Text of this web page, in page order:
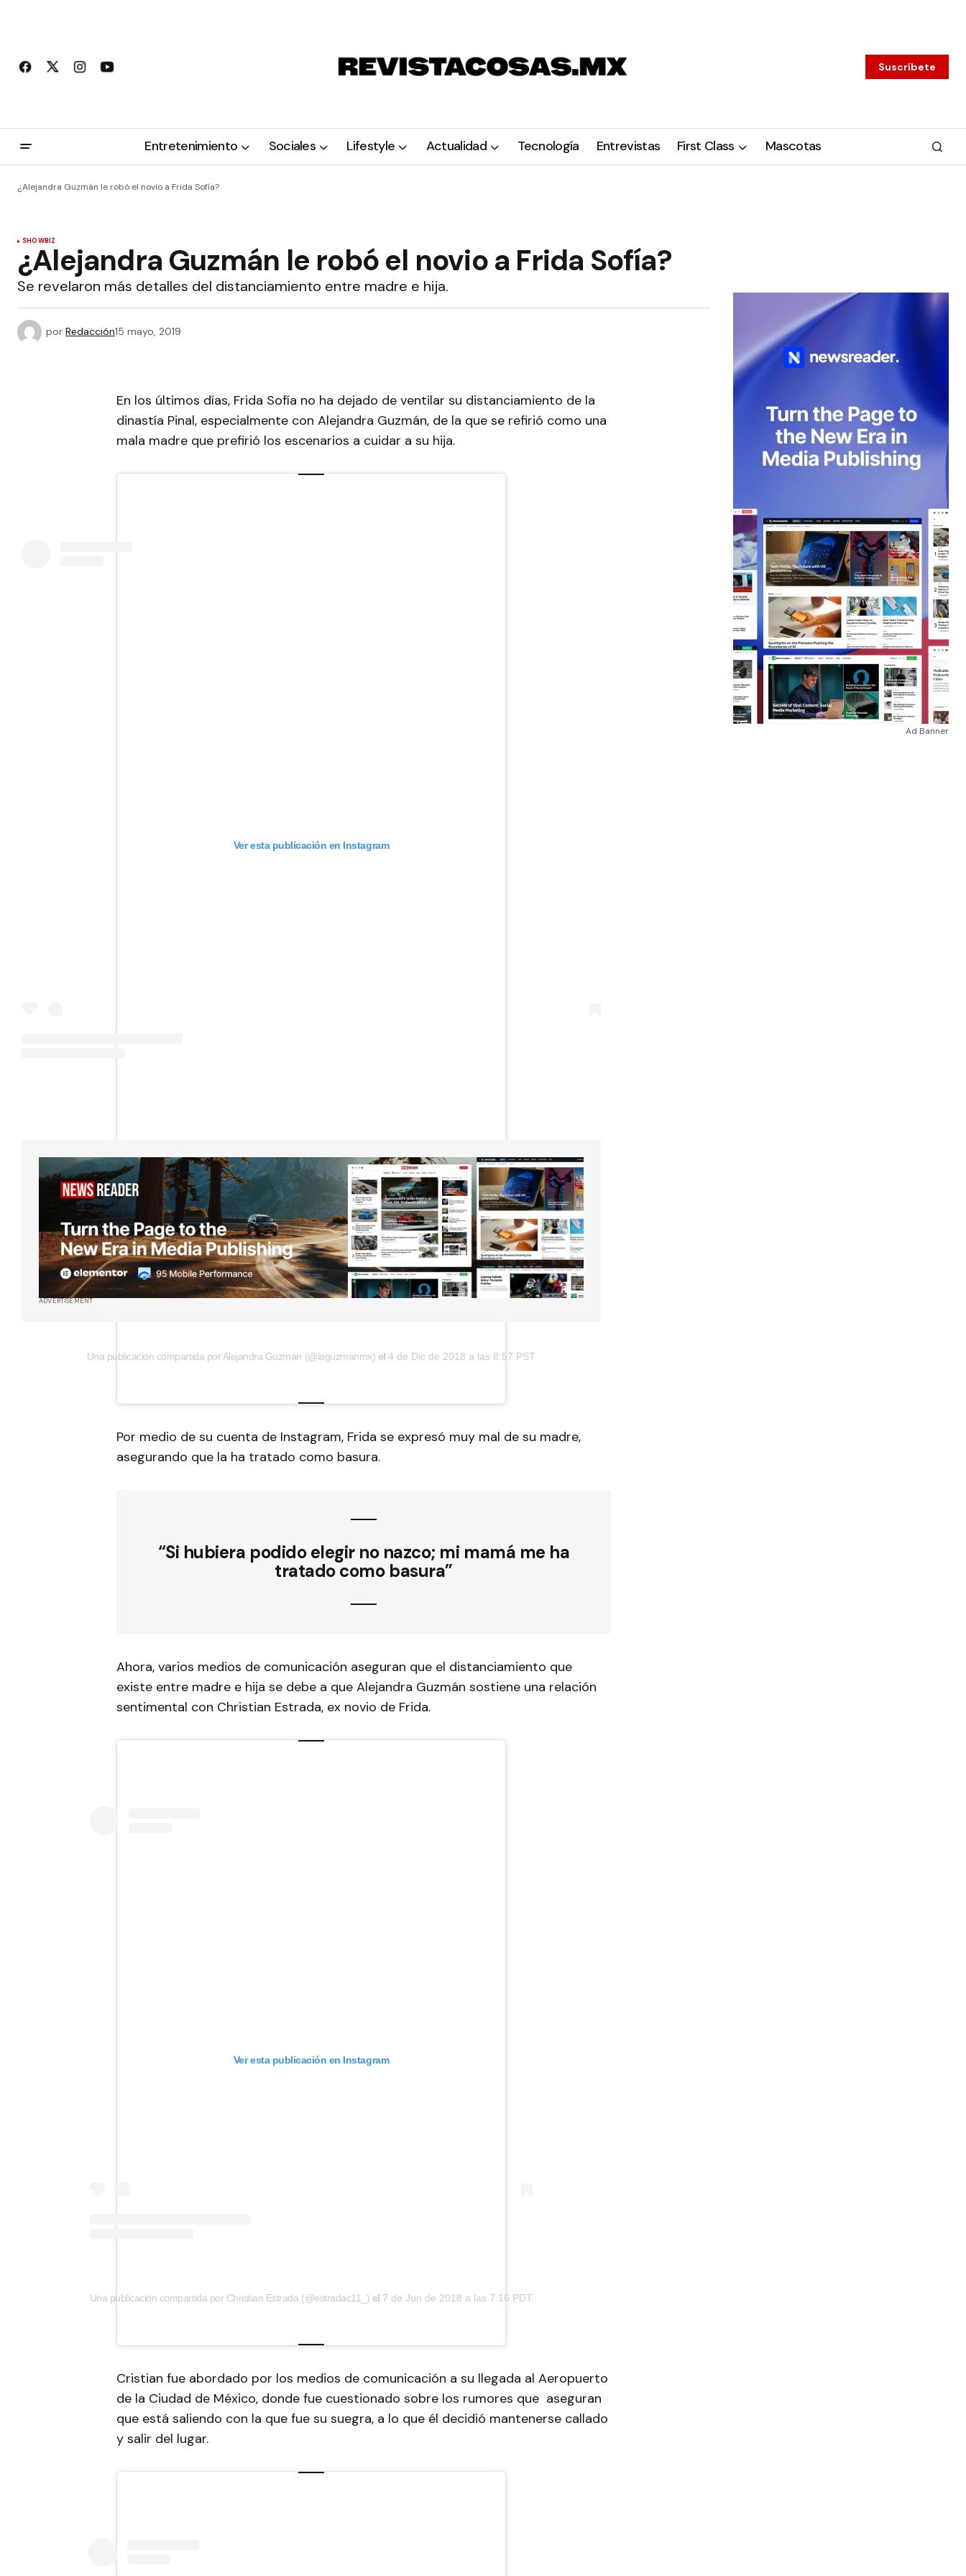
Suscríbete
Entretenimiento Sociales Lifestyle Actualidad Tecnología Entrevistas First Class Mascotas
¿Alejandra Guzmán le robó el novio a Frida Sofía?
SHOWBIZ
¿Alejandra Guzmán le robó el novio a Frida Sofía?
Se revelaron más detalles del distanciamiento entre madre e hija.
por Redacción15 mayo, 2019
En los últimos días, Frida Sofía no ha dejado de ventilar su distanciamiento de la
dinastía Pinal, especialmente con Alejandra Guzmán, de la que se refirió como una
mala madre que prefirió los escenarios a cuidar a su hija.
Ver esta publicación en Instagram
ADVERTISEMENT
Una publicación compartida por Alejandra Guzmán (@laguzmanmx) el4 de Dic de 2018 a las 8:57 PST
Por medio de su cuenta de Instagram, Frida se expresó muy mal de su madre,
asegurando que la ha tratado como basura.
“Si hubiera podido elegir no nazco; mi mamá me ha
tratado como basura”
Ahora, varios medios de comunicación aseguran que el distanciamiento que
existe entre madre e hija se debe a que Alejandra Guzmán sostiene una relación
sentimental con Christian Estrada, ex novio de Frida.
Ver esta publicación en Instagram
Una publicación compartida por Christian Estrada (@estradac11_) el 7 de Jun de 2018 a las 7:16 PDT
Cristian fue abordado por los medios de comunicación a su llegada al Aeropuerto
de la Ciudad de México, donde fue cuestionado sobre los rumores que aseguran
que está saliendo con la que fue su suegra, a lo que él decidió mantenerse callado
y salir del lugar.
Ad Banner